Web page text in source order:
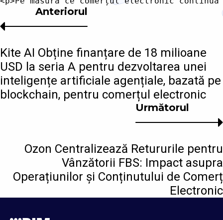
Următorul
Ozon Centralizează Retururile pentru
Vânzătorii FBS: Impact asupra
Operațiunilor și Conținutului de Comerț
Electronic
Anteriorul
Kite AI Obține finanțare de 18 milioane
USD la seria A pentru dezvoltarea unei
inteligențe artificiale agențiale, bazată pe
blockchain, pentru comerțul electronic